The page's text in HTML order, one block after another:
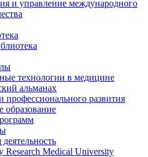
и управление международного
технологии в медицине
альманах
профессионального развития
образование
Research Medical University